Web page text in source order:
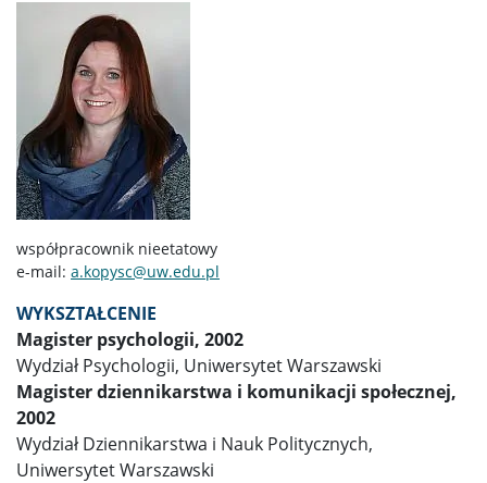
Internetowa Rekrutacja Kandydatów
KONTAKT
EŚWblog
NAWA Promocja języka Polskiego
Program “Nie tylko Chopin…”
Program ,,Witamy w Polszczy” 2024
Program ,,Mury runą” 2023
współpracownik nieetatowy
e-mail: a.kopysc@uw.edu.pl
WYKSZTAŁCENIE
Magister psychologii, 2002
Wydział Psychologii, Uniwersytet Warszawski
Magister dziennikarstwa i komunikacji społecznej,
2002
Wydział Dziennikarstwa i Nauk Politycznych,
Uniwersytet Warszawski